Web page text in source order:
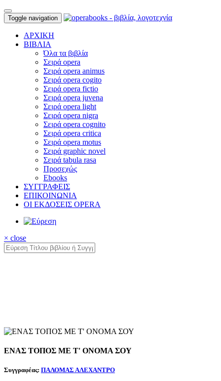
Toggle navigation
ΑΡΧΙΚΗ
ΒΙΒΛΙΑ
Όλα τα βιβλία
Σειρά opera
Σειρά opera animus
Σειρά opera cogito
Σειρά opera fictio
Σειρά opera juvena
Σειρά opera light
Σειρά opera nigra
Σειρά opera cognito
Σειρά opera critica
Σειρά opera motus
Σειρά graphic novel
Σειρά tabula rasa
Προσεχώς
Ebooks
ΣΥΓΓΡΑΦΕΙΣ
ΕΠΙΚΟΙΝΩΝΙΑ
ΟΙ ΕΚΔΟΣΕΙΣ OPERA
× close
ΕΝΑΣ ΤΟΠΟΣ ΜΕ Τ' ΟΝΟΜΑ ΣΟΥ
Συγγραφέας: ΠΑΛΟΜΑΣ ΑΛΕΧΑΝΤΡΟ